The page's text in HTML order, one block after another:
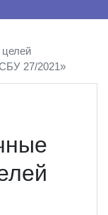
27/2021»